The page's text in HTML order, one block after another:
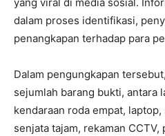
dalam proses identifikasi,
penangkapan terhadap para
Dalam pengungkapan
sejumlah barang bukti, antara
kendaraan roda empat,
senjata tajam, rekaman